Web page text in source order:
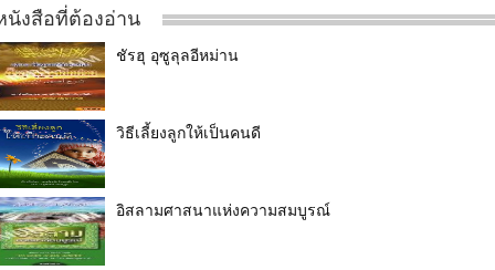
นังสือที่ต้องอ่าน
ชัรฮุ อุซูลุลอีหม่าน
วิธีเลี้ยงลูกให้เป็นคนดี
อิสลามศาสนาแห่งความสมบูรณ์